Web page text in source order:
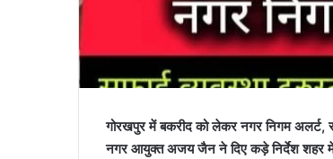
गोरखपुर में बकरीद को लेकर नगर निगम अलर्ट,
नगर आयुक्त अजय जैन ने दिए कड़े निर्देश शहर में